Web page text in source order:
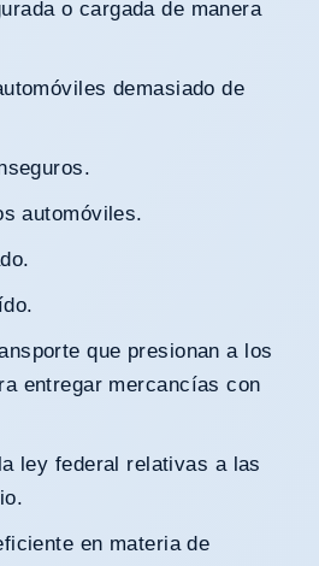
automóviles.
entregar mercancías con